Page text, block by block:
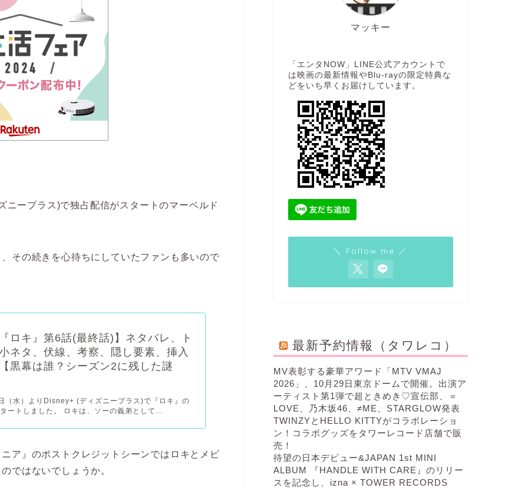
ープラス)で独占配信がスタートのマーベルド
その続きを心待ちにしていたファンも多いので
ロキ』第6話(最終話)】ネタバレ、ト
ネタ、伏線、考察、隠し要素、挿入
黒幕は誰？シーズン2に残した謎
（水）よりDisney+ (ディズニープラス)で『ロキ』の
ートしました。 ロキは、ソーの義弟として...
ア』のポストクレジットシーンではロキとメビ
ではないでしょうか。
マッキー
「エンタNOW」LINE公式アカウントで
は映画の最新情報やBlu-rayの限定特典な
どをいち早くお届けしています。
＼ Follow me ／
最新予約情報（タワレコ）
MV表彰する豪華アワード「MTV VMAJ
2026」、10月29日東京ドームで開催。出演ア
ーティスト第1弾で超ときめき♡宣伝部、＝
LOVE、乃木坂46、≠ME、STARGLOW発表
TWINZYとHELLO KITTYがコラボレーショ
ン！コラボグッズをタワーレコード店舗で販
売！
待望の日本デビュー&JAPAN 1st MINI
ALBUM 『HANDLE WITH CARE』のリリー
スを記念し、izna × TOWER RECORDS